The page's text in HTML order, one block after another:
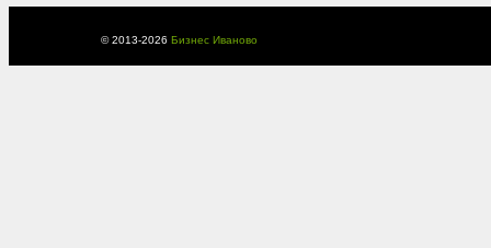
© 2013-2026 Бизнес Иваново